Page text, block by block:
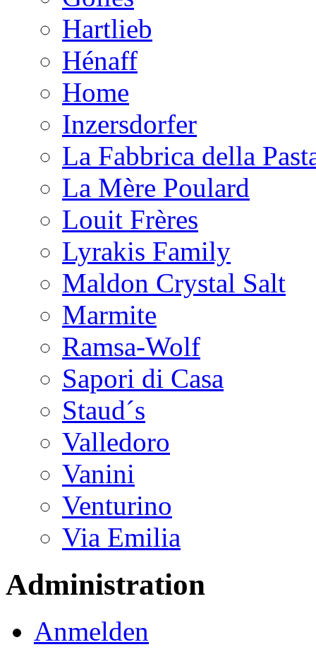
Hartlieb
Hénaff
Home
Inzersdorfer
La Fabbrica della
La Mère Poulard
Louit Frères
Lyrakis Family
Maldon Crystal Salt
Marmite
Ramsa-Wolf
Sapori di Casa
Staud´s
Valledoro
Vanini
Venturino
Via Emilia
Administration
Anmelden